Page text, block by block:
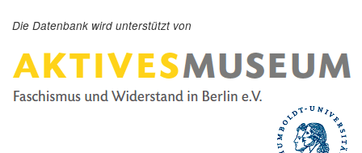
Die Datenbank wird unterstützt von